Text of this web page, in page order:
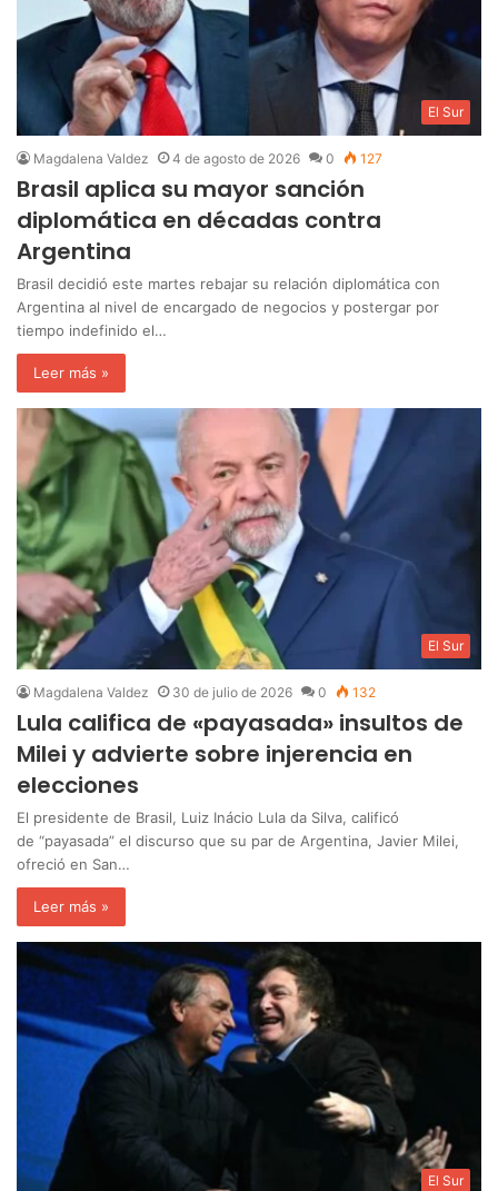
El Sur
Magdalena Valdez 4 de agosto de 2026 0 127
Brasil aplica su mayor sanción
diplomática en décadas contra
Argentina
Brasil decidió este martes rebajar su relación diplomática con
Argentina al nivel de encargado de negocios y postergar por
tiempo indefinido el…
Leer más »
El Sur
Magdalena Valdez 30 de julio de 2026 0 132
Lula califica de «payasada» insultos de
Milei y advierte sobre injerencia en
elecciones
El presidente de Brasil, Luiz Inácio Lula da Silva, calificó
de “payasada” el discurso que su par de Argentina, Javier Milei,
ofreció en San…
Leer más »
El Sur